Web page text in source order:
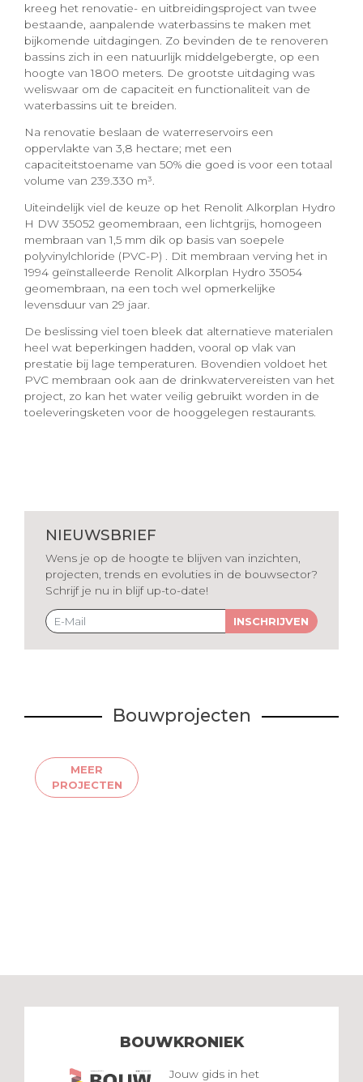
kreeg het renovatie- en uitbreidingsproject van twee
bestaande, aanpalende waterbassins te maken met
bijkomende uitdagingen. Zo bevinden de te renoveren
bassins zich in een natuurlijk middelgebergte, op een
hoogte van 1800 meters. De grootste uitdaging was
weliswaar om de capaciteit en functionaliteit van de
waterbassins uit te breiden.
Na renovatie beslaan de waterreservoirs een
oppervlakte van 3,8 hectare; met een
capaciteitstoename van 50% die goed is voor een totaal
volume van 239.330 m³.
Uiteindelijk viel de keuze op het Renolit Alkorplan Hydro
H DW 35052 geomembraan, een lichtgrijs, homogeen
membraan van 1,5 mm dik op basis van soepele
polyvinylchloride (PVC-P) . Dit membraan verving het in
1994 geïnstalleerde Renolit Alkorplan Hydro 35054
geomembraan, na een toch wel opmerkelijke
levensduur van 29 jaar.
De beslissing viel toen bleek dat alternatieve materialen
heel wat beperkingen hadden, vooral op vlak van
prestatie bij lage temperaturen. Bovendien voldoet het
PVC membraan ook aan de drinkwatervereisten van het
project, zo kan het water veilig gebruikt worden in de
toeleveringsketen voor de hooggelegen restaurants.
NIEUWSBRIEF
Wens je op de hoogte te blijven van inzichten,
projecten, trends en evoluties in de bouwsector?
Schrijf je nu in blijf up-to-date!
INSCHRIJVEN
Bouwprojecten
MEER
PROJECTEN
BOUWKRONIEK
Jouw gids in het